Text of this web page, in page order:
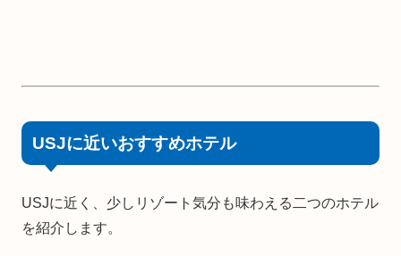
USJに近いおすすめホテル
USJに近く、少しリゾート気分も味わえる二つのホテル
を紹介します。